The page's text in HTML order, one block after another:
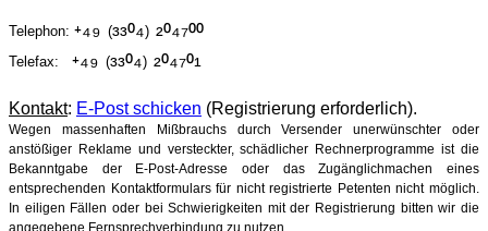
Telephon: ⁺⁴⁹ (³³⁰⁴) ²⁰⁴⁷⁰⁰
Telefax: ⁺⁴⁹ (³³⁰⁴) ²⁰⁴⁷⁰¹
Kontakt: E-Post schicken (Registrierung erforderlich).
Wegen massenhaften Mißbrauchs durch Versender unerwünschter oder
anstößiger Reklame und versteckter, schädlicher Rechnerprogramme ist die
Bekanntgabe der E-Post-Adresse oder das Zugänglichmachen eines
entsprechenden Kontaktformulars für nicht registrierte Petenten nicht möglich.
In eiligen Fällen oder bei Schwierigkeiten mit der Registrierung bitten wir die
angegebene Fernsprechverbindung zu nutzen.